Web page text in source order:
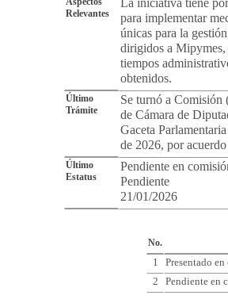
Relevantes
La iniciativa tiene
para implementar
únicas para la
dirigidos a Mipymes,
tiempos
obtenidos.
Último
Trámite
Se turnó a
de Cámara de
Gaceta
de 2026, por
Último
Estatus
Pendiente en
Pendiente
21/01/2026
No.
1
Presentado
2
Pendiente en